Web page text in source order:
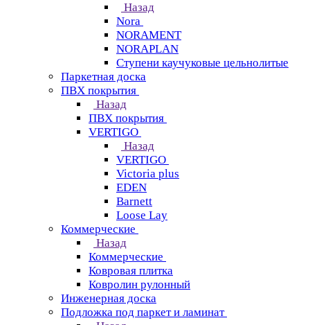
Назад
Nora
NORAMENT
NORAPLAN
Ступени каучуковые цельнолитые
Паркетная доска
ПВХ покрытия
Назад
ПВХ покрытия
VERTIGO
Назад
VERTIGO
Victoria plus
EDEN
Barnett
Loose Lay
Коммерческие
Назад
Коммерческие
Ковровая плитка
Ковролин рулонный
Инженерная доска
Подложка под паркет и ламинат